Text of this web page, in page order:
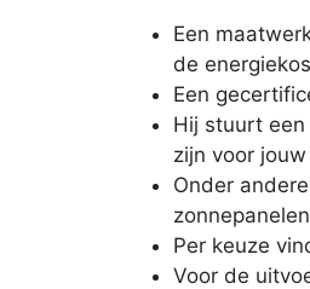
Een
de
Een
Hij stuurt
zijn voor
Onder
Per keuze
Voor de